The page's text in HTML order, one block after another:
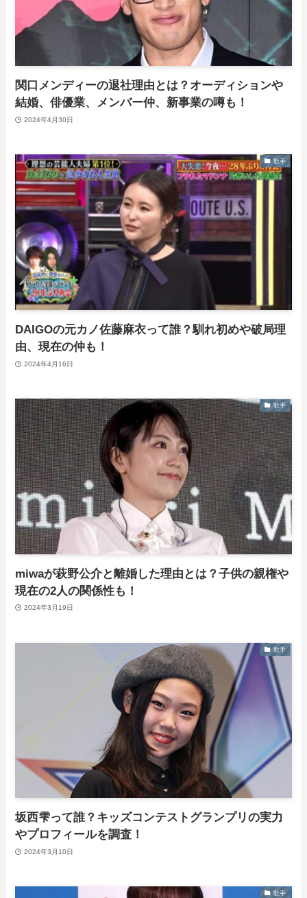
関口メンディーの退社理由とは？オーディションや
結婚、俳優業、メンバー仲、新事業の噂も！
2024年4月30日
歌手
DAIGOの元カノ佐藤麻衣って誰？馴れ初めや破局理
由、現在の仲も！
2024年4月16日
歌手
miwaが萩野公介と離婚した理由とは？子供の親権や
現在の2人の関係性も！
2024年3月19日
歌手
坂西雫って誰？キッズコンテストグランプリの実力
やプロフィールを調査！
2024年3月10日
歌手